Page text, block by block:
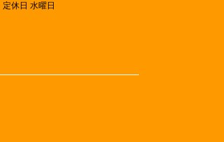
定休日 水曜日